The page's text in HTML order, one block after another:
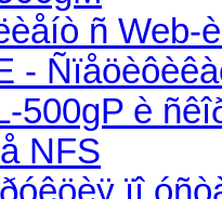
ñ Web-
-
500gP è
NFS
ïî